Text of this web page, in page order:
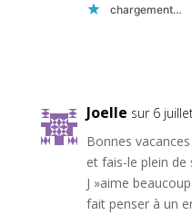
chargement…
Joelle sur 6
Bonnes
et fais-le plein de
J »aime
fait penser à un